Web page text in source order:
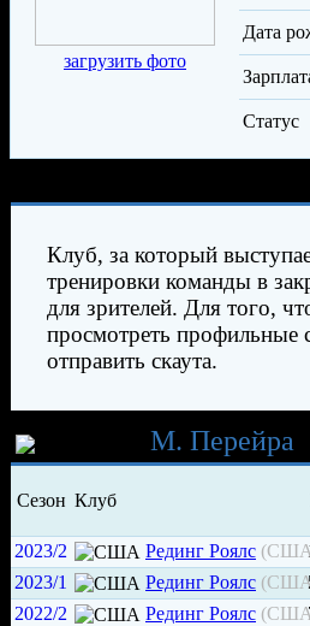
загрузить фото
Дата
Статус
Клуб, за который
тренировки команды в
для зрителей. Для того,
просмотреть профильные
отправить скаута.
М. Перейра
Сезон Клуб
2023/2 Рединг Роялc
2023/1
Рединг Роялc
2022/2
Рединг Роялc